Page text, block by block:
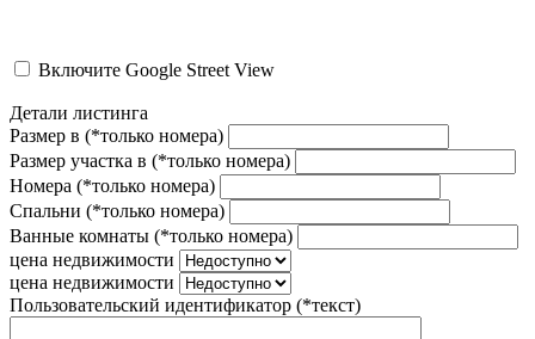
Включите Google Street View
Детали листинга
Размер в (*только номера)
Размер участка в (*только номера)
Номера (*только номера)
Спальни (*только номера)
Ванные комнаты (*только номера)
цена недвижимости
цена недвижимости
Пользовательский идентификатор (*текст)